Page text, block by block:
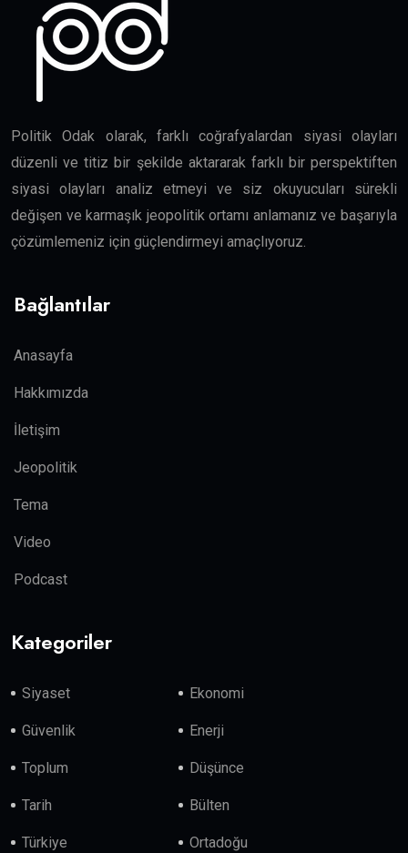
Politik Odak olarak, farklı coğrafyalardan siyasi olayları
düzenli ve titiz bir şekilde aktararak farklı bir perspektiften
siyasi olayları analiz etmeyi ve siz okuyucuları sürekli
değişen ve karmaşık jeopolitik ortamı anlamanız ve başarıyla
çözümlemeniz için güçlendirmeyi amaçlıyoruz.
Bağlantılar
Anasayfa
Hakkımızda
İletişim
Jeopolitik
Tema
Video
Podcast
Kategoriler
Siyaset Ekonomi
Güvenlik Enerji
Toplum Düşünce
Tarih Bülten
Türkiye Ortadoğu